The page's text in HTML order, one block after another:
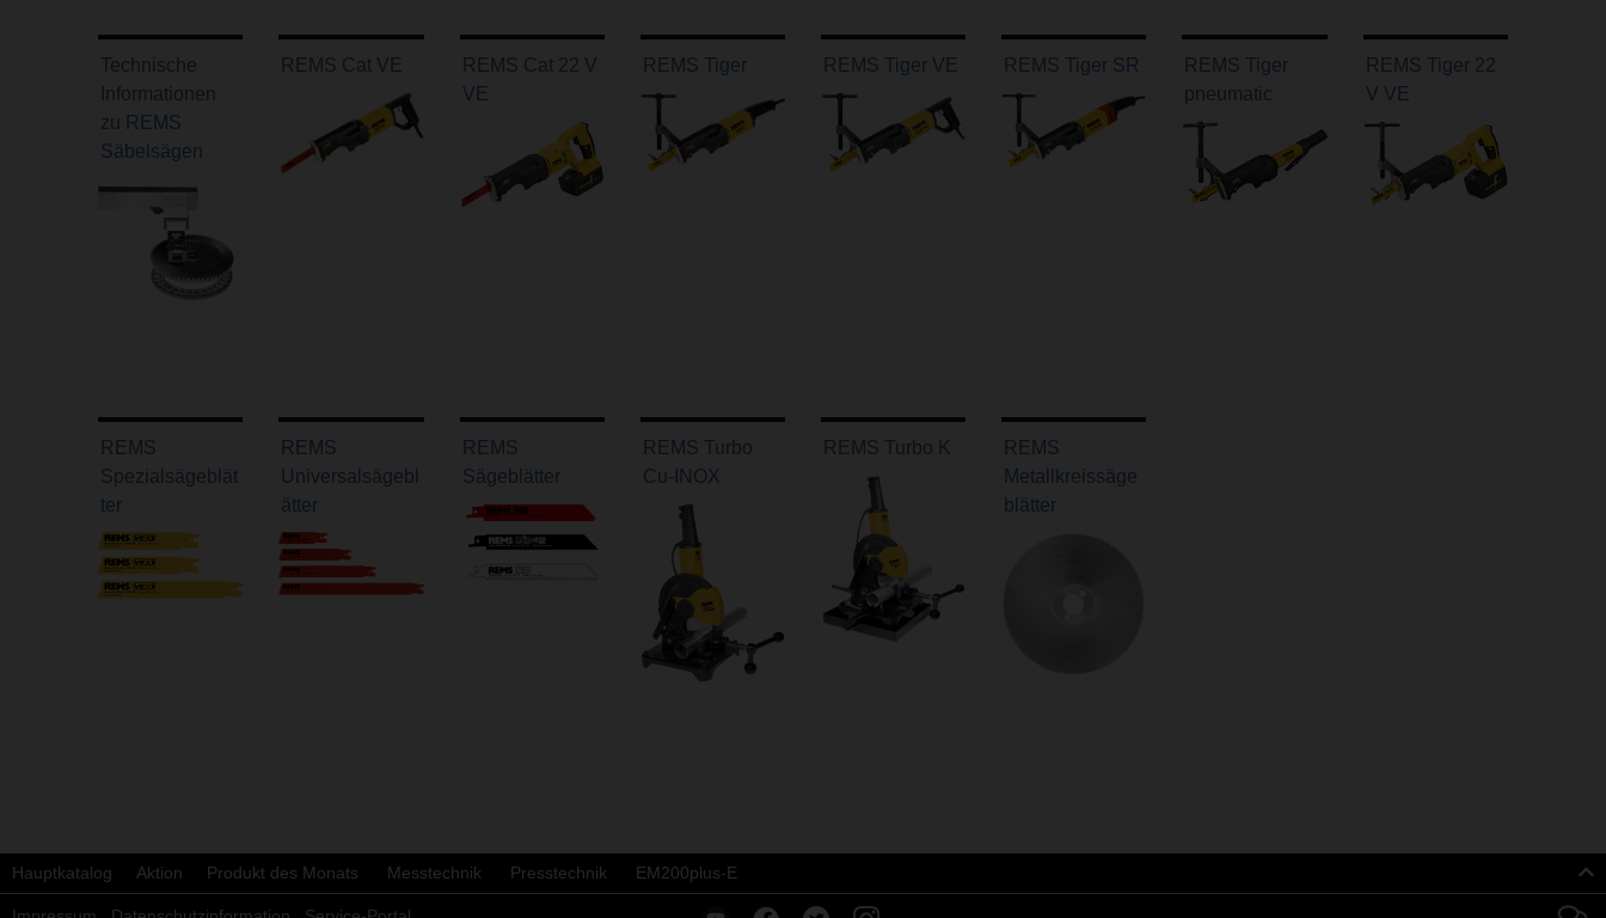
Technische
Informationen
zu REMS
Säbelsägen
REMS Cat VE
REMS Cat 22 V
VE
REMS Tiger REMS Tiger VE REMS Tiger SR
REMS Tiger
pneumatic
REMS Tiger 22
V VE
REMS
Spezialsägeblät
ter
REMS
Universalsägebl
ätter
REMS
Sägeblätter
REMS Turbo
Cu-INOX
REMS Turbo K
REMS
Metallkreissäge
blätter
Hauptkatalog Aktion Produkt des Monats Messtechnik Presstechnik EM200plus-E